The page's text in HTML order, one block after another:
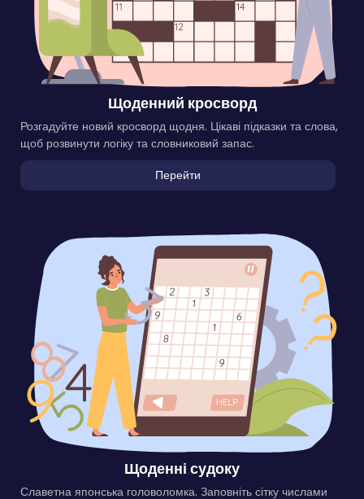
Щоденний кросворд
Розгадуйте новий кросворд щодня. Цікаві підказки та слова,
щоб розвинути логіку та словниковий запас.
Перейти
Щоденні судоку
Славетна японська головоломка. Заповніть сітку числами